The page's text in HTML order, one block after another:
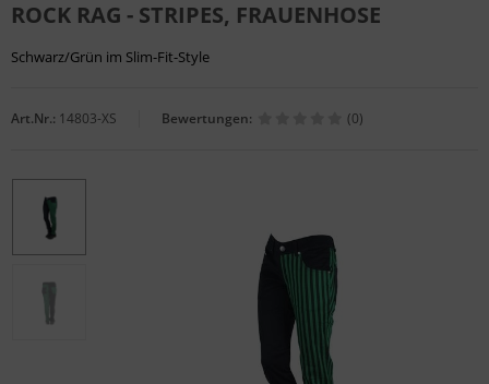
ROCK RAG - STRIPES, FRAUENHOSE
Schwarz/Grün im Slim-Fit-Style
Art.Nr.: 14803-XS Bewertungen: (0)